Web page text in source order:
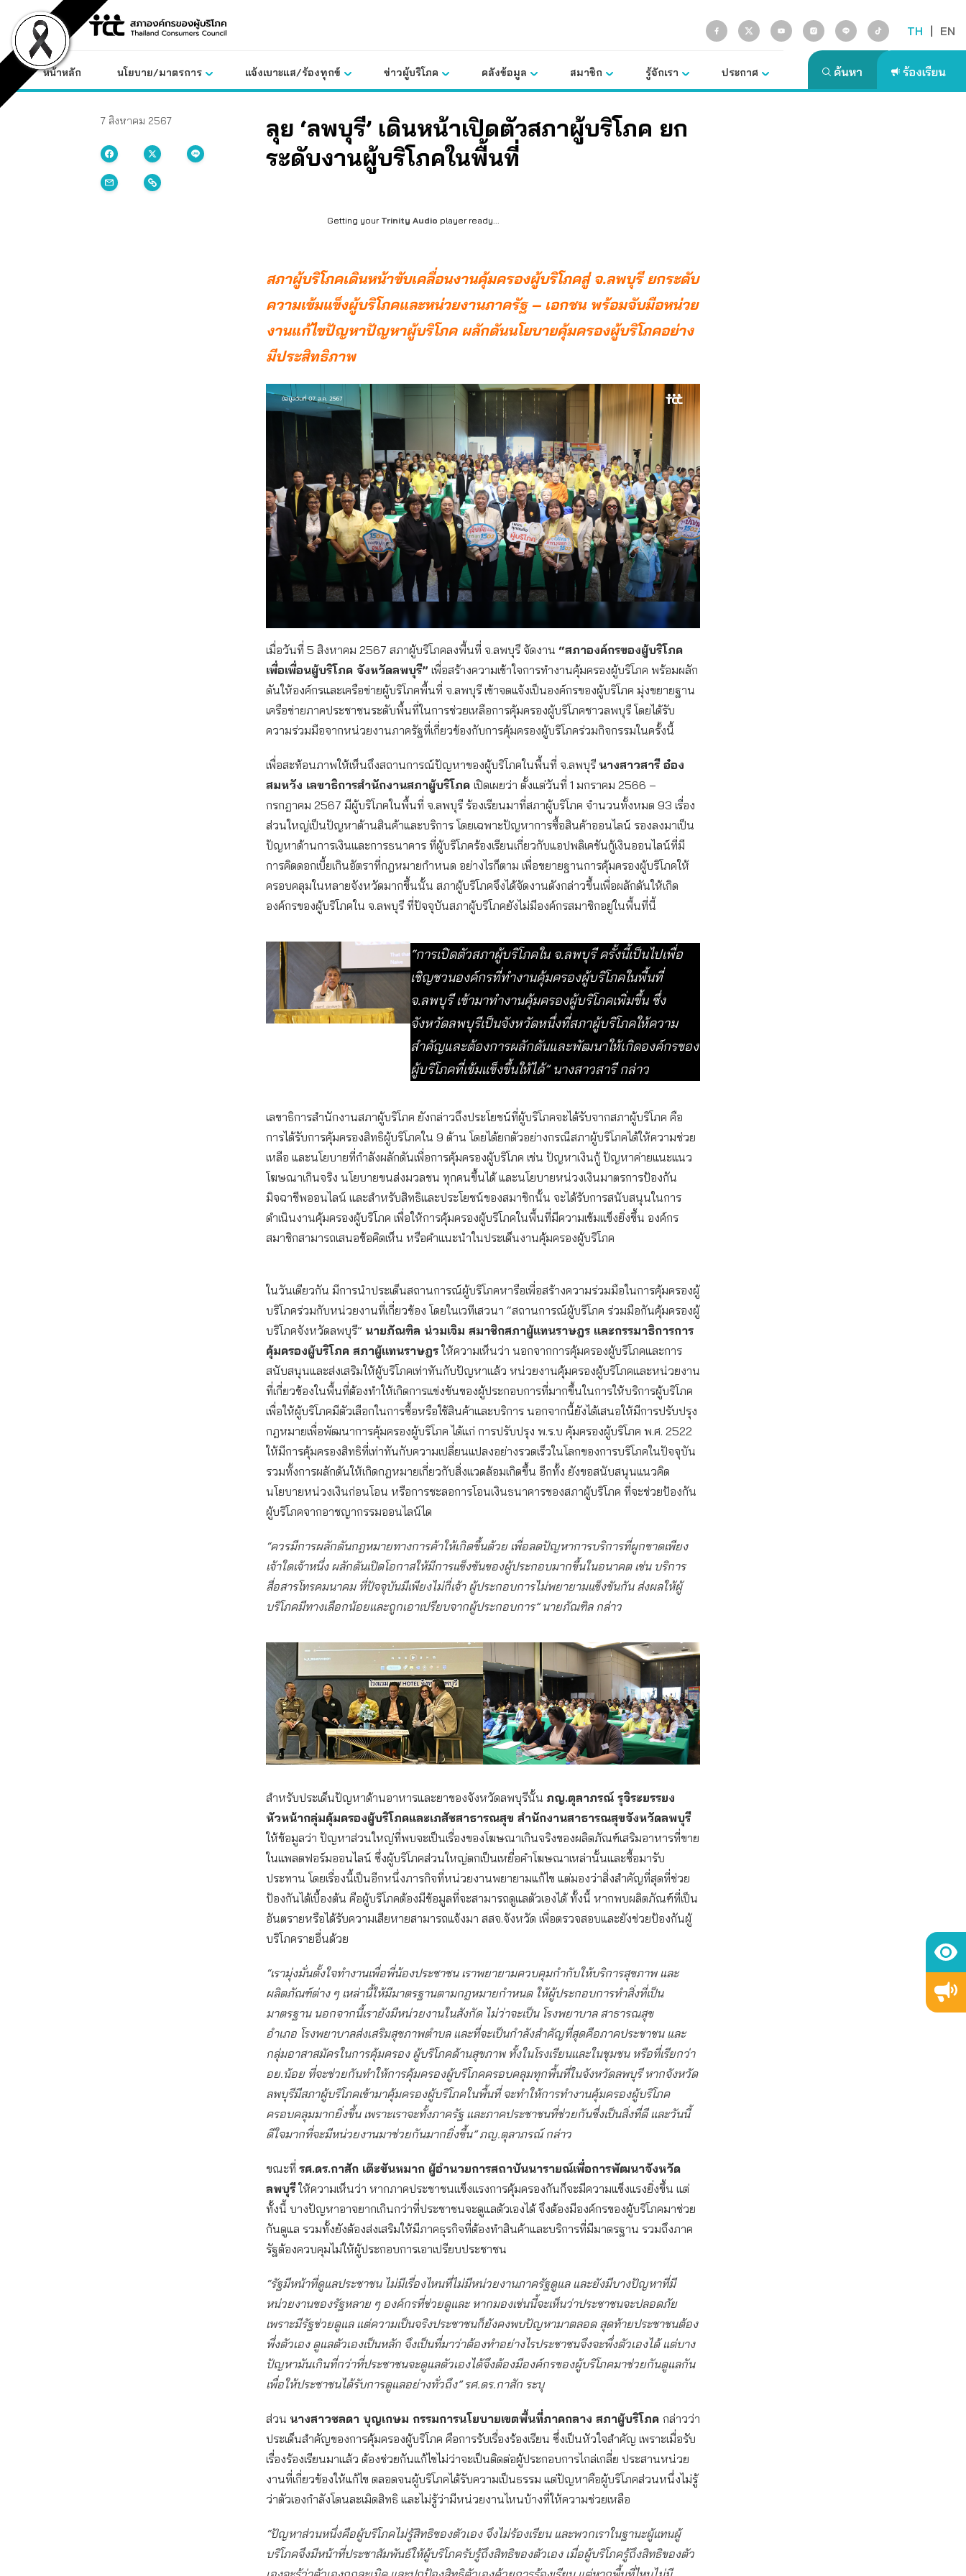
content
TH | EN
หน้าหลัก นโยบาย/มาตรการ แจ้งเบาะแส/ร้องทุกข์ ข่าวผู้บริโภค คลังข้อมูล สมาชิก รู้จักเรา ประกาศ
7 สิงหาคม 2567
ลุย ‘ลพบุรี’ เดินหน้าเปิดตัวสภาผู้บริโภค ยก
ระดับงานผู้บริโภคในพื้นที่
Getting your Trinity Audio player ready...
สภาผู้บริโภคเดินหน้าขับเคลื่อนงานคุ้มครองผู้บริโภคสู่ จ.ลพบุรี ยกระดับ
ความเข้มแข็งผู้บริโภคและหน่วยงานภาครัฐ – เอกชน พร้อมจับมือหน่วย
งานแก้ไขปัญหาปัญหาผู้บริโภค ผลักดันนโยบายคุ้มครองผู้บริโภคอย่าง
มีประสิทธิภาพ
เมื่อวันที่ 5 สิงหาคม 2567 สภาผู้บริโภคลงพื้นที่ จ.ลพบุรี จัดงาน “สภาองค์กรของผู้บริโภค
เพื่อเพื่อนผู้บริโภค จังหวัดลพบุรี” เพื่อสร้างความเข้าใจการทำงานคุ้มครองผู้บริโภค พร้อมผลัก
ดันให้องค์กรและเครือข่ายผู้บริโภคพื้นที่ จ.ลพบุรี เข้าจดแจ้งเป็นองค์กรของผู้บริโภค มุ่งขยายฐาน
เครือข่ายภาคประชาชนระดับพื้นที่ในการช่วยเหลือการคุ้มครองผู้บริโภคชาวลพบุรี โดยได้รับ
ความร่วมมือจากหน่วยงานภาครัฐที่เกี่ยวข้องกับการคุ้มครองผู้บริโภคร่วมกิจกรรมในครั้งนี้
เพื่อสะท้อนภาพให้เห็นถึงสถานการณ์ปัญหาของผู้บริโภคในพื้นที่ จ.ลพบุรี นางสาวสารี อ๋อง
สมหวัง เลขาธิการสำนักงานสภาผู้บริโภค เปิดเผยว่า ตั้งแต่วันที่ 1 มกราคม 2566 –
กรกฎาคม 2567 มีผู้บริโภคในพื้นที่ จ.ลพบุรี ร้องเรียนมาที่สภาผู้บริโภค จำนวนทั้งหมด 93 เรื่อง
ส่วนใหญ่เป็นปัญหาด้านสินค้าและบริการ โดยเฉพาะปัญหาการซื้อสินค้าออนไลน์ รองลงมาเป็น
ปัญหาด้านการเงินและการธนาคาร ที่ผู้บริโภคร้องเรียนเกี่ยวกับแอปพลิเคชันกู้เงินออนไลน์ที่มี
การคิดดอกเบี้ยเกินอัตราที่กฎหมายกำหนด อย่างไรก็ตาม เพื่อขยายฐานการคุ้มครองผู้บริโภคให้
ครอบคลุมในหลายจังหวัดมากขึ้นนั้น สภาผู้บริโภคจึงได้จัดงานดังกล่าวขึ้นเพื่อผลักดันให้เกิด
องค์กรของผู้บริโภคใน จ.ลพบุรี ที่ปัจจุบันสภาผู้บริโภคยังไม่มีองค์กรสมาชิกอยู่ในพื้นที่นี้
“การเปิดตัวสภาผู้บริโภคใน จ.ลพบุรี ครั้งนี้เป็นไปเพื่อ
เชิญชวนองค์กรที่ทำงานคุ้มครองผู้บริโภคในพื้นที่
จ.ลพบุรี เข้ามาทำงานคุ้มครองผู้บริโภคเพิ่มขึ้น ซึ่ง
จังหวัดลพบุรีเป็นจังหวัดหนึ่งที่สภาผู้บริโภคให้ความ
สำคัญและต้องการผลักดันและพัฒนาให้เกิดองค์กรของ
ผู้บริโภคที่เข้มแข็งขึ้นให้ได้” นางสาวสารี กล่าว
เลขาธิการสำนักงานสภาผู้บริโภค ยังกล่าวถึงประโยชน์ที่ผู้บริโภคจะได้รับจากสภาผู้บริโภค คือ
การได้รับการคุ้มครองสิทธิผู้บริโภคใน 9 ด้าน โดยได้ยกตัวอย่างกรณีสภาผู้บริโภคได้ให้ความช่วย
เหลือ และนโยบายที่กำลังผลักดันเพื่อการคุ้มครองผู้บริโภค เช่น ปัญหาเงินกู้ ปัญหาค่ายแนะแนว
โฆษณาเกินจริง นโยบายขนส่งมวลชน ทุกคนขึ้นได้ และนโยบายหน่วงเงินมาตรการป้องกัน
มิจฉาชีพออนไลน์ และสำหรับสิทธิและประโยชน์ของสมาชิกนั้น จะได้รับการสนับสนุนในการ
ดำเนินงานคุ้มครองผู้บริโภค เพื่อให้การคุ้มครองผู้บริโภคในพื้นที่มีความเข้มแข็งยิ่งขึ้น องค์กร
สมาชิกสามารถเสนอข้อคิดเห็น หรือคำแนะนำในประเด็นงานคุ้มครองผู้บริโภค
ในวันเดียวกัน มีการนำประเด็นสถานการณ์ผู้บริโภคหารือเพื่อสร้างความร่วมมือในการคุ้มครองผู้
บริโภคร่วมกับหน่วยงานที่เกี่ยวข้อง โดยในเวทีเสวนา “สถานการณ์ผู้บริโภค ร่วมมือกันคุ้มครองผู้
บริโภคจังหวัดลพบุรี” นายภัณฑิล น่วมเจิม สมาชิกสภาผู้แทนราษฎร และกรรมาธิการการ
คุ้มครองผู้บริโภค สภาผู้แทนราษฎรให้ความเห็นว่า นอกจากการคุ้มครองผู้บริโภคและการ
สนับสนุนและส่งเสริมให้ผู้บริโภคเท่าทันกับปัญหาแล้ว หน่วยงานคุ้มครองผู้บริโภคและหน่วยงาน
ที่เกี่ยวข้องในพื้นที่ต้องทำให้เกิดการแข่งขันของผู้ประกอบการที่มากขึ้นในการให้บริการผู้บริโภค
เพื่อให้ผู้บริโภคมีตัวเลือกในการซื้อหรือใช้สินค้าและบริการ นอกจากนี้ยังได้เสนอให้มีการปรับปรุง
กฎหมายเพื่อพัฒนาการคุ้มครองผู้บริโภค ได้แก่ การปรับปรุง พ.ร.บ คุ้มครองผู้บริโภค พ.ศ. 2522
ให้มีการคุ้มครองสิทธิที่เท่าทันกับความเปลี่ยนแปลงอย่างรวดเร็วในโลกของการบริโภคในปัจจุบัน
รวมทั้งการผลักดันให้เกิดกฎหมายเกี่ยวกับสิ่งแวดล้อมเกิดขึ้น อีกทั้ง ยังขอสนับสนุนแนวคิด
นโยบายหน่วงเงินก่อนโอน หรือการชะลอการโอนเงินธนาคารของสภาผู้บริโภค ที่จะช่วยป้องกัน
ผู้บริโภคจากอาชญากรรมออนไลน์ได
“ควรมีการผลักดันกฎหมายทางการค้าให้เกิดขึ้นด้วย เพื่อลดปัญหาการบริการที่ผูกขาดเพียง
เจ้าใดเจ้าหนึ่ง ผลักดันเปิดโอกาสให้มีการแข็งขันของผู้ประกอบมากขึ้นในอนาคต เช่น บริการ
สื่อสารโทรคมนาคม ที่ปัจจุบันมีเพียงไม่กี่เจ้า ผู้ประกอบการไม่พยายามแข็งขันกัน ส่งผลให้ผู้
บริโภคมีทางเลือกน้อยและถูกเอาเปรียบจากผู้ประกอบการ” นายภัณฑิล กล่าว
สำหรับประเด็นปัญหาด้านอาหารและยาของจังหวัดลพบุรีนั้น ภญ.ตุลาภรณ์ รุจิระยรรยง
หัวหน้ากลุ่มคุ้มครองผู้บริโภคและเภสัชสาธารณสุข สำนักงานสาธารณสุขจังหวัดลพบุรี
ให้ข้อมูลว่า ปัญหาส่วนใหญ่ที่พบจะเป็นเรื่องของโฆษณาเกินจริงของผลิตภัณฑ์เสริมอาหารที่ขาย
ในแพลตฟอร์มออนไลน์ ซึ่งผู้บริโภคส่วนใหญ่ตกเป็นเหยื่อคำโฆษณาเหล่านั้นและซื้อมารับ
ประทาน โดยเรื่องนี้เป็นอีกหนึ่งภารกิจที่หน่วยงานพยายามแก้ไข แต่มองว่าสิ่งสำคัญที่สุดที่ช่วย
ป้องกันได้เบื้องต้น คือผู้บริโภคต้องมีข้อมูลที่จะสามารถดูแลตัวเองได้ ทั้งนี้ หากพบผลิตภัณฑ์ที่เป็น
อันตรายหรือได้รับความเสียหายสามารถแจ้งมา สสจ.จังหวัด เพื่อตรวจสอบและยังช่วยป้องกันผู้
บริโภครายอื่นด้วย
“เรามุ่งมั่นตั้งใจทำงานเพื่อพี่น้องประชาชน เราพยายามควบคุมกำกับให้บริการสุขภาพ และ
ผลิตภัณฑ์ต่าง ๆ เหล่านี้ให้มีมาตรฐานตามกฎหมายกำหนด ให้ผู้ประกอบการทำสิ่งที่เป็น
มาตรฐาน นอกจากนี้เรายังมีหน่วยงานในสังกัด ไม่ว่าจะเป็น โรงพยาบาล สาธารณสุข
อำเภอ โรงพยาบาลส่งเสริมสุขภาพตำบล และที่จะเป็นกำลังสำคัญที่สุดคือภาคประชาชน และ
กลุ่มอาสาสมัครในการคุ้มครอง ผู้บริโภคด้านสุขภาพ ทั้งในโรงเรียนและในชุมชน หรือที่เรียกว่า
อย.น้อย ที่จะช่วยกันทำให้การคุ้มครองผู้บริโภคครอบคลุมทุกพื้นที่ในจังหวัดลพบุรี หากจังหวัด
ลพบุรีมีสภาผู้บริโภคเข้ามาคุ้มครองผู้บริโภคในพื้นที่ จะทำให้การทำงานคุ้มครองผู้บริโภค
ครอบคลุมมากยิ่งขึ้น เพราะเราจะทั้งภาครัฐ และภาคประชาชนที่ช่วยกันซึ่งเป็นสิ่งที่ดี และวันนี้
ดีใจมากที่จะมีหน่วยงานมาช่วยกันมากยิ่งขึ้น” ภญ.ตุลาภรณ์ กล่าว
ขณะที่ รศ.ดร.กาสัก เต๊ะขันหมาก ผู้อำนวยการสถาบันนารายณ์เพื่อการพัฒนาจังหวัด
ลพบุรีให้ความเห็นว่า หากภาคประชาชนแข็งแรงการคุ้มครองกันก็จะมีความแข็งแรงยิ่งขึ้น แต่
ทั้งนี้ บางปัญหาอาจยากเกินกว่าที่ประชาชนจะดูแลตัวเองได้ จึงต้องมีองค์กรของผู้บริโภคมาช่วย
กันดูแล รวมทั้งยังต้องส่งเสริมให้มีภาคธุรกิจที่ต้องทำสินค้าและบริการที่มีมาตรฐาน รวมถึงภาค
รัฐต้องควบคุมไม่ให้ผู้ประกอบการเอาเปรียบประชาชน
“รัฐมีหน้าที่ดูแลประชาชน ไม่มีเรื่องไหนที่ไม่มีหน่วยงานภาครัฐดูแล และยังมีบางปัญหาที่มี
หน่วยงานของรัฐหลาย ๆ องค์กรที่ช่วยดูและ หากมองเช่นนี้จะเห็นว่าประชาชนจะปลอดภัย
เพราะมีรัฐช่วยดูแล แต่ความเป็นจริงประชาชนก็ยังคงพบปัญหามาตลอด สุดท้ายประชาชนต้อง
พึ่งตัวเอง ดูแลตัวเองเป็นหลัก จึงเป็นที่มาว่าต้องทำอย่างไรประชาชนจึงจะพึ่งตัวเองได้ แต่บาง
ปัญหามันเกินที่กว่าที่ประชาชนจะดูแลตัวเองได้จึงต้องมีองค์กรของผู้บริโภคมาช่วยกันดูแลกัน
เพื่อให้ประชาชนได้รับการดูแลอย่างทั่วถึง” รศ.ดร.กาสัก ระบุ
ส่วน นางสาวชลดา บุญเกษม กรรมการนโยบายเขตพื้นที่ภาคกลาง สภาผู้บริโภค กล่าวว่า
ประเด็นสำคัญของการคุ้มครองผู้บริโภค คือการรับเรื่องร้องเรียน ซึ่งเป็นหัวใจสำคัญ เพราะเมื่อรับ
เรื่องร้องเรียนมาแล้ว ต้องช่วยกันแก้ไขไม่ว่าจะเป็นติดต่อผู้ประกอบการไกล่เกลี่ย ประสานหน่วย
งานที่เกี่ยวข้องให้แก้ไข ตลอดจนผู้บริโภคได้รับความเป็นธรรม แต่ปัญหาคือผู้บริโภคส่วนหนึ่งไม่รู้
ว่าตัวเองกำลังโดนละเมิดสิทธิ และไม่รู้ว่ามีหน่วยงานไหนบ้างที่ให้ความช่วยเหลือ
“ปัญหาส่วนหนึ่งคือผู้บริโภคไม่รู้สิทธิของตัวเอง จึงไม่ร้องเรียน และพวกเราในฐานะผู้แทนผู้
บริโภคจึงมีหน้าที่ประชาสัมพันธ์ให้ผู้บริโภครับรู้ถึงสิทธิของตัวเอง เมื่อผู้บริโภครู้ถึงสิทธิของตัว